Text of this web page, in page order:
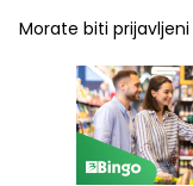
Morate biti prijavljeni